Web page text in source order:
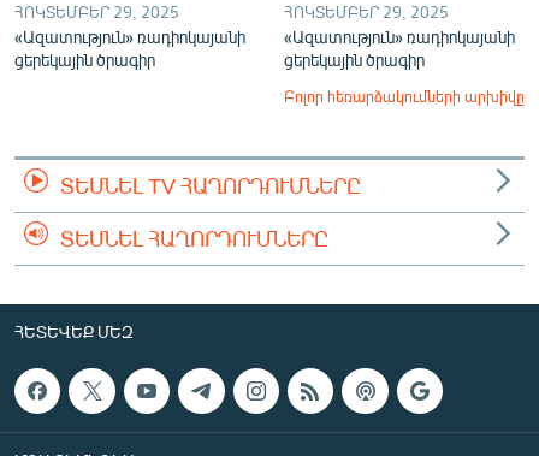
ՀՈԿՏԵՄԲԵՐ 29, 2025
«Ազատություն» ռադիոկայանի
ցերեկային ծրագիր
ՀՈԿՏԵՄԲԵՐ 29, 2025
«Ազատություն» ռադիոկայանի
ցերեկային ծրագիր
Բոլոր հեռարձակումների արխիվը
ՏԵՍՆԵԼ TV ՀԱՂՈՐԴՈՒՄՆԵՐԸ
ՏԵՍՆԵԼ ՀԱՂՈՐԴՈՒՄՆԵՐԸ
ՀԵՏԵՎԵՔ ՄԵԶ